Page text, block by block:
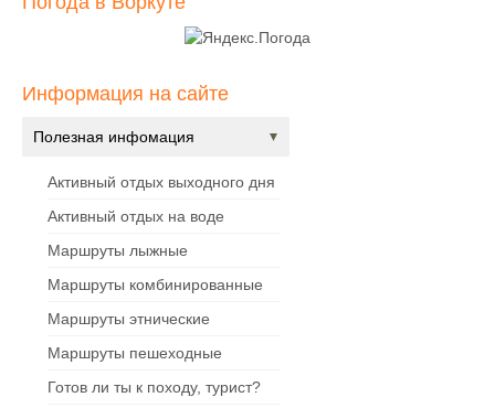
Информация на сайте
Полезная инфомация
Активный отдых выходного дня
Активный отдых на воде
Маршруты лыжные
Маршруты комбинированные
Маршруты этнические
Маршруты пешеходные
Готов ли ты к походу, турист?